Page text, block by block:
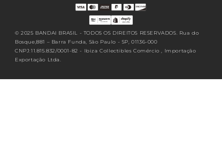
© 2025 BANDAI BRASIL - TODOS OS DIREITOS RESERVADOS. Rua do
Bosque,881 – Barra Funda, São Paulo - SP, 01136-000
CNPJ:11.815.832/0001-82 - Ibiza Collectibles Comércio , Importação
Exportação Ltda.